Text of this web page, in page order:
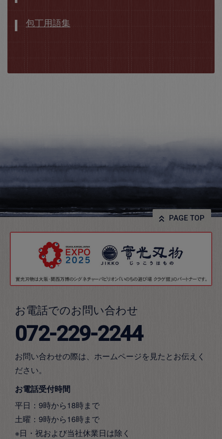
包丁用語集
PAGE TOP
お電話でのお問い合わせ
072-229-2244
お問い合わせの際は、ホームページを見たとお伝えく
ださい。
お電話受付時間
平日：9時から18時まで
土曜：9時から16時まで
※日・祝および当社休業日は除く